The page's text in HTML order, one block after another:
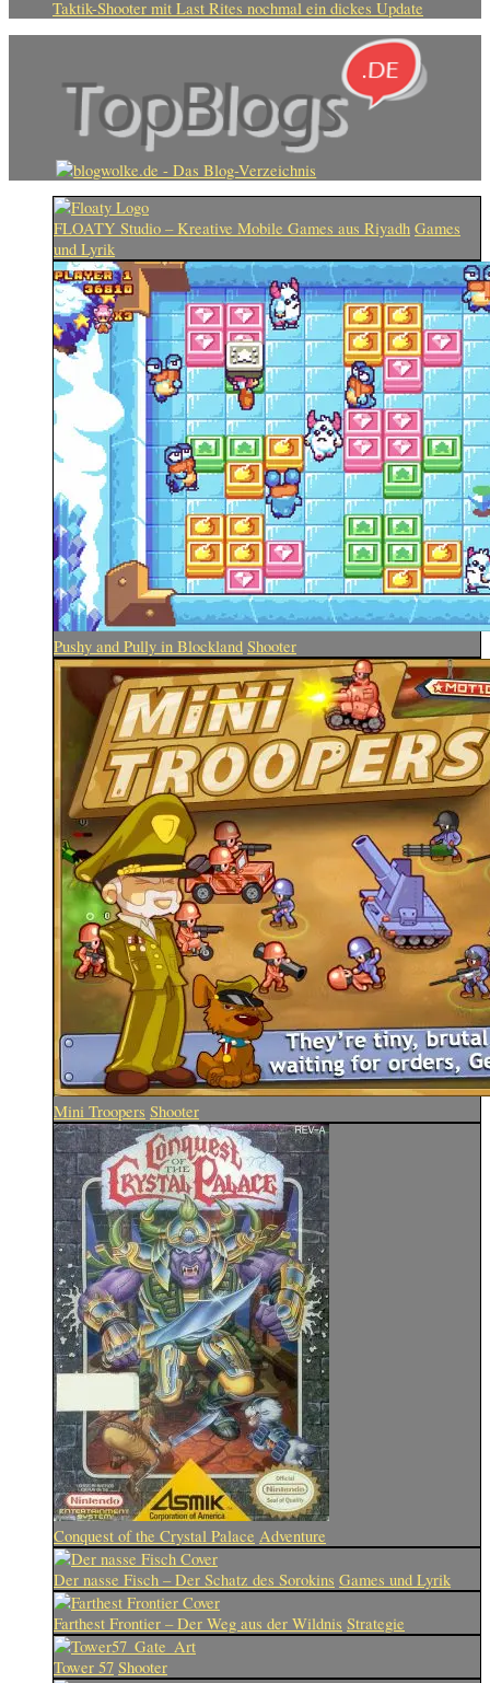
Taktik-Shooter mit Last Rites nochmal ein dickes Update
FLOATY Studio – Kreative Mobile Games aus Riyadh Games
und Lyrik
Pushy and Pully in Blockland Shooter
Mini Troopers Shooter
Conquest of the Crystal Palace Adventure
Der nasse Fisch – Der Schatz des Sorokins Games und Lyrik
Farthest Frontier – Der Weg aus der Wildnis Strategie
Tower 57 Shooter